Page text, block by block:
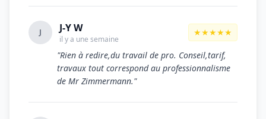
J J-Y W
il y a une semaine
★★★★★
"Rien à redire,du travail de pro. Conseil,tarif,
travaux tout correspond au professionnalisme
de Mr Zimmermann."